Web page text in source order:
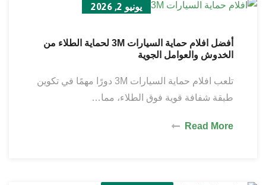
يونيو 2, 2026
أفضل افلام حماية السيارات 3M لحماية الطلاء من
الخدوش والعوامل الجوية
تلعب افلام حماية السيارات 3M دورًا مهمًا في تكوين
طبقة شفافة قوية فوق الطلاء، مما…
Read More